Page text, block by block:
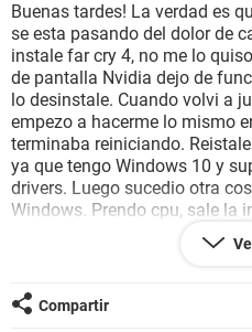
Buenas tardes! La verdad es
se esta pasando del dolor de
instale far cry 4, no me lo
de pantalla Nvidia dejo de
lo desinstale. Cuando volvi a
empezo a hacerme lo mismo
terminaba reiniciando.
ya que tengo Windows 10 y
drivers. Luego sucedio otra
Windows. Prendo cpu, sale la
luego un pantallazo negro
luego aparece el logo de
el monitor se pone gestion
que pueda ver el escritorio.
Compartir